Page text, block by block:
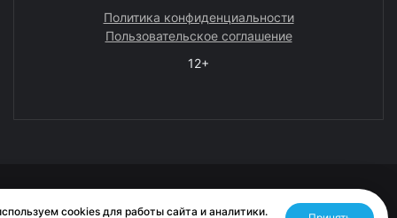
Политика конфиденциальности
Пользовательское соглашение
12+
cookies для работы сайта и аналитики.